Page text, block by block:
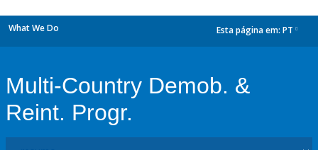
What We Do Esta página em: PT
Multi-Country Demob. &
Reint. Progr.